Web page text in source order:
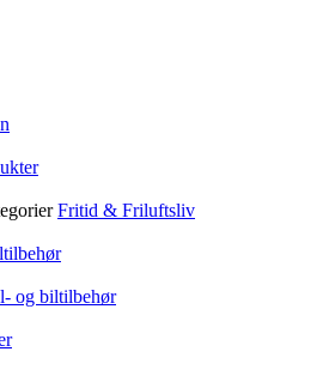
Fritid & Friluftsliv
og biltilbehør